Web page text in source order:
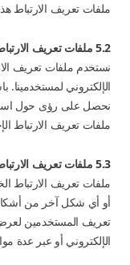
ملفات تعريف الارتباط
5.2 ملفات تعريف الارتباط الإحصائية
نستخدم ملفات تعريف
الإلكتروني لمستخدمينا.
نحصل على رؤى حول
ملفات تعريف الارتباط
5.3 ملفات تعريف الارتباط للتسويق/التتبع
ملفات تعريف الارتباط
أو أي شكل آخر من
تعريف المستخدمين لعرض
الإلكتروني أو عبر عدة